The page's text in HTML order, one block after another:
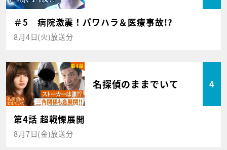
＃5 病院激震！パワハラ＆医療事故!?
8月4日(火)放送分
名探偵のままでいて 4
第4話 超戦慄展開
8月7日(金)放送分